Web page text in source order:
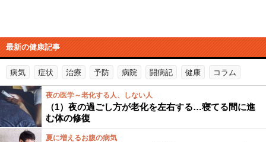
最新の健康記事
病気 症状 治療 予防 病院 闘病記 健康 コラム
夜の医学～老化する人、しない人
（1）夜の過ごし方が老化を左右する…寝てる間に進
む体の修復
夏に増えるお腹の病気